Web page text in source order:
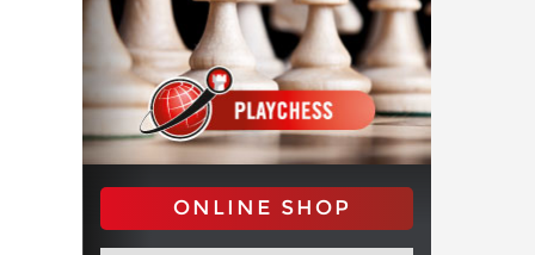
ONLINE SHOP